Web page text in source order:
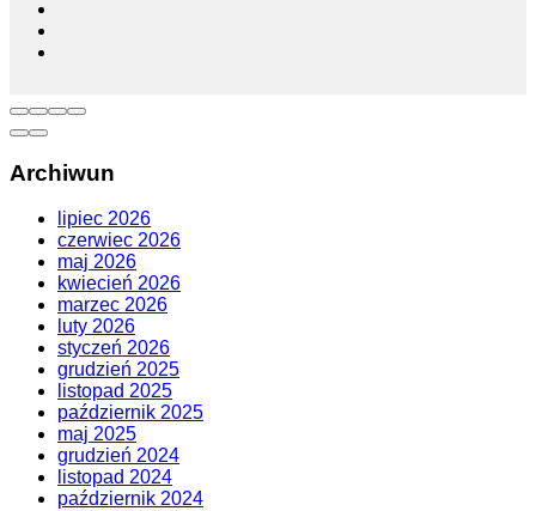
Archiwun
lipiec 2026
czerwiec 2026
maj 2026
kwiecień 2026
marzec 2026
luty 2026
styczeń 2026
grudzień 2025
listopad 2025
październik 2025
maj 2025
grudzień 2024
listopad 2024
październik 2024